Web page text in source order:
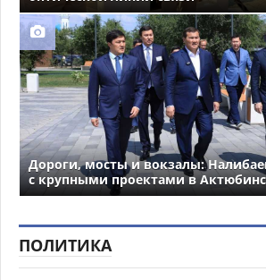
Дороги, мосты и вокзалы:
с крупными проектами в
ПОЛИТИКА